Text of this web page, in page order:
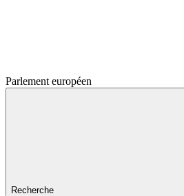
Parlement européen
Recherche